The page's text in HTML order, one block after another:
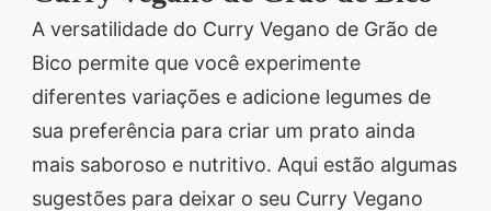
A versatilidade do Curry Vegano de Grão de
Bico permite que você experimente
diferentes variações e adicione legumes de
sua preferência para criar um prato ainda
mais saboroso e nutritivo. Aqui estão algumas
sugestões para deixar o seu Curry Vegano